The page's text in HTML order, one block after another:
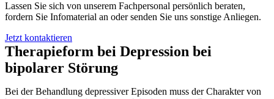
Lassen Sie sich von unserem Fachpersonal persönlich beraten,
fordern Sie Infomaterial an oder senden Sie uns sonstige Anliegen.
Jetzt kontaktieren
Therapieform bei Depression bei
bipolarer Störung
Bei der Behandlung depressiver Episoden muss der Charakter von